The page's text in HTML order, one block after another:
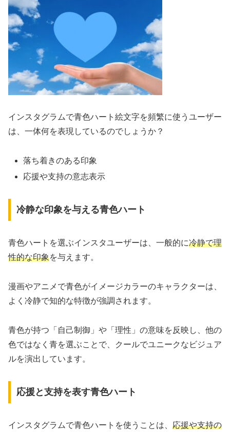
インスタグラムで青色ハート絵文字を頻繁に使うユーザー
は、一体何を表現しているのでしょうか？
落ち着きのある印象
応援や支持の意志表示
冷静な印象を与える青色ハート
青色ハートを選ぶインスタユーザーは、一般的に冷静で理
性的な印象を与えます。
漫画やアニメで青色がイメージカラーのキャラクターは、
よく冷静で知的な特徴が強調されます。
青色が持つ「自己制御」や「理性」の意味を反映し、他の
色ではなく青を選ぶことで、クールでユニークなビジュア
ルを演出しています。
応援と支持を表す青色ハート
インスタグラムで青色ハートを使うことは、 応援や支持の